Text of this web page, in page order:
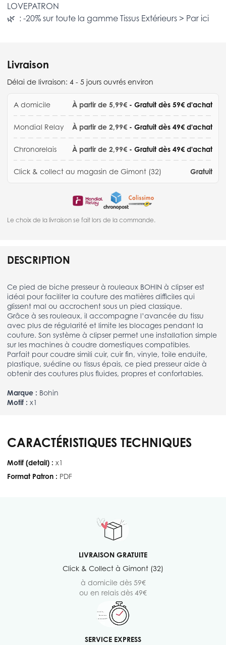
LOVEPATRON
🌿 : -20% sur toute la gamme Tissus Extérieurs > Par ici
Livraison
Délai de livraison: 4 - 5 jours ouvrés environ
A domicile À partir de 5,99€ - Gratuit dès 59€ d'achat
Mondial Relay À partir de 2,99€ - Gratuit dès 49€ d'achat
Chronorelais À partir de 2,99€ - Gratuit dès 49€ d'achat
Click & collect au magasin de Gimont (32) Gratuit
Le choix de la livraison se fait lors de la commande.
DESCRIPTION
Ce pied de biche presseur à rouleaux BOHIN à clipser est
idéal pour faciliter la couture des matières difficiles qui
glissent mal ou accrochent sous un pied classique.
Grâce à ses rouleaux, il accompagne l’avancée du tissu
avec plus de régularité et limite les blocages pendant la
couture. Son système à clipser permet une installation simple
sur les machines à coudre domestiques compatibles.
Parfait pour coudre simili cuir, cuir fin, vinyle, toile enduite,
plastique, suédine ou tissus épais, ce pied presseur aide à
obtenir des coutures plus fluides, propres et confortables.
Marque : Bohin
Motif : x1
CARACTÉRISTIQUES TECHNIQUES
Motif (detail) : x1
Format Patron : PDF
LIVRAISON GRATUITE
Click & Collect à Gimont (32)
à domicile dès 59€
ou en relais dès 49€
SERVICE EXPRESS